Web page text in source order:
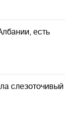
есть
слезоточивый